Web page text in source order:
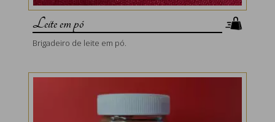
Leite em pó
Brigadeiro de leite em pó.